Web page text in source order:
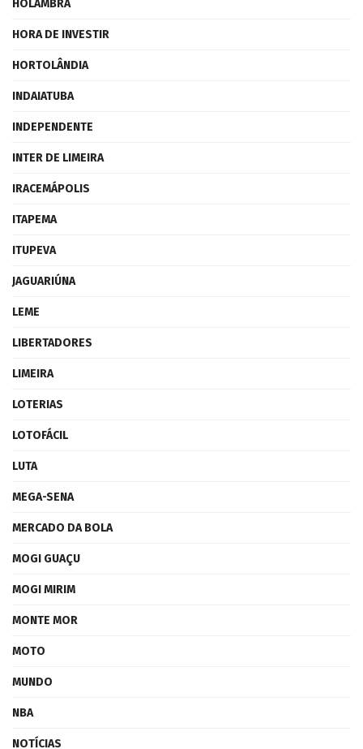
HOLAMBRA
HORA DE INVESTIR
HORTOLÂNDIA
INDAIATUBA
INDEPENDENTE
INTER DE LIMEIRA
IRACEMÁPOLIS
ITAPEMA
ITUPEVA
JAGUARIÚNA
LEME
LIBERTADORES
LIMEIRA
LOTERIAS
LOTOFÁCIL
LUTA
MEGA-SENA
MERCADO DA BOLA
MOGI GUAÇU
MOGI MIRIM
MONTE MOR
MOTO
MUNDO
NBA
NOTÍCIAS